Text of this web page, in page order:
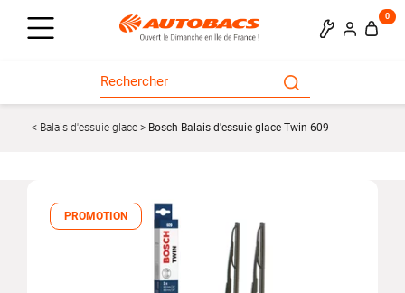
0
Balais d'essuie-glace Bosch Balais d'essuie-glace Twin 609
PROMOTION